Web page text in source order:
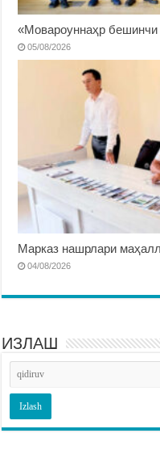
«Мовароуннаҳр бешинчи
05/08/2026
Марказ нашрлари
04/08/2026
ИЗЛАШ